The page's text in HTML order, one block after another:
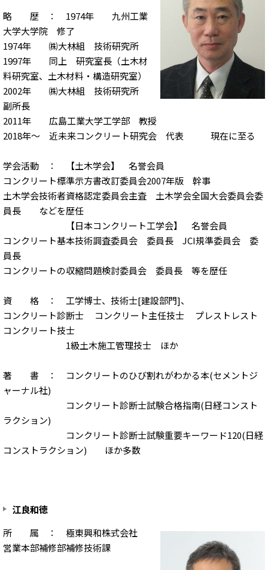
略 歴 ： 1974年 九州工業
大学大学院 修了
1974年 ㈱大林組 技術研究所
1997年 同上 研究室長（土木材
料研究室、土木材料・構造研究室）
2002年 ㈱大林組 技術研究所
副所長
2011年 広島工業大学工学部 教授
2018年～ 近未来コンクリート研究会 代表 現在に至る
学会活動 ： 【土木学会】 名誉会員
コンクリート標準示方書改訂委員会2007年版 幹事
土木学会技術者資格認定委員会主査 土木学会全国大会委員会委
員長 などを歴任
【日本コンクリート工学会】 名誉会員
コンクリート基本技術調査委員会 委員長 JCI規準委員会 委
員長
コンクリートの収縮問題検討委員会 委員長 等を歴任
資 格 ： 工学博士、技術士[建設部門]、
コンクリート診断士 コンクリート主任技士 プレストレスト
コンクリート技士
1級土木施工管理技士 ほか
著 書 ： コンクリートのひび割れがわかる本(セメントジ
ャーナル社)
コンクリート診断士試験合格指南(日経コンスト
ラクション)
コンクリート診断士試験重要キーワード120(日経
コンストラクション) ほか多数
江良和徳
所 属 ： 極東興和株式会社
営業本部補修部補修技術課